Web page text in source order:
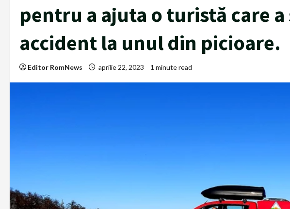
pentru a ajuta o turistă care
accident la unul din picioare.
Editor RomNews aprilie 22, 2023 1 minute read